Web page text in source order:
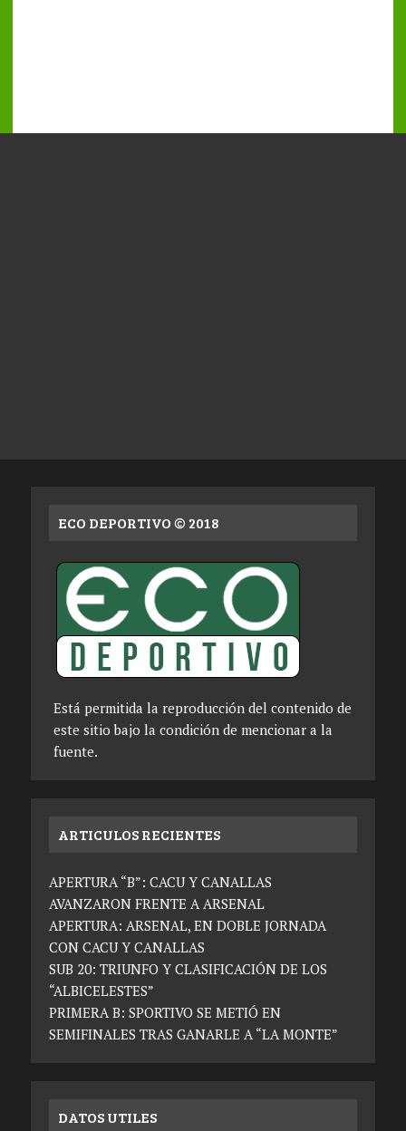
ECO DEPORTIVO © 2018
Está permitida la reproducción del contenido de
este sitio bajo la condición de mencionar a la
fuente.
ARTICULOS RECIENTES
APERTURA “B”: CACU Y CANALLAS
AVANZARON FRENTE A ARSENAL
APERTURA: ARSENAL, EN DOBLE JORNADA
CON CACU Y CANALLAS
SUB 20: TRIUNFO Y CLASIFICACIÓN DE LOS
“ALBICELESTES”
PRIMERA B: SPORTIVO SE METIÓ EN
SEMIFINALES TRAS GANARLE A “LA MONTE”
DATOS UTILES